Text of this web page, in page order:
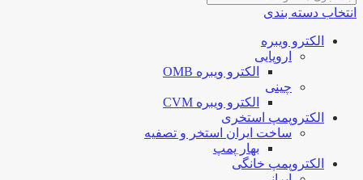
انتخاب دسته بندی
الکترو ویبره
اروپایی
الکترو ویبره OMB
چینی
الکترو ویبره CVM
الکتروپمپ استخری
ساخت ایران استخر و تصفیه
بهار پمپ
الکتروپمپ خانگی